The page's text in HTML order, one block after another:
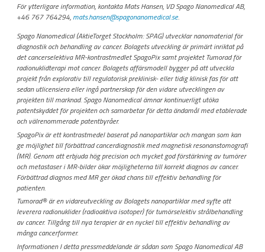
För ytterligare information, kontakta Mats Hansen, VD Spago Nanomedical AB,
+46 767 764294, mats.hansen@spagonanomedical.se.
Spago Nanomedical (AktieTorget Stockholm: SPAG) utvecklar nanomaterial för
diagnostik och behandling av cancer. Bolagets utveckling är primärt inriktat på
det cancerselektiva MR-kontrastmedlet SpagoPix samt projektet Tumorad för
radionuklidterapi mot cancer. Bolagets affärsmodell bygger på att utveckla
projekt från explorativ till regulatorisk preklinisk- eller tidig klinisk fas för att
sedan utlicensiera eller ingå partnerskap för den vidare utvecklingen av
projekten till marknad. Spago Nanomedical ämnar kontinuerligt utöka
patentskyddet för projekten och samarbetar för detta ändamål med etablerade
och välrenommerade patentbyråer.
SpagoPix är ett kontrastmedel baserat på nanopartiklar och mangan som kan
ge möjlighet till förbättrad cancerdiagnostik med magnetisk resonanstomografi
(MR). Genom att erbjuda hög precision och mycket god förstärkning av tumörer
och metastaser i MR-bilder ökar möjligheterna till korrekt diagnos av cancer.
Förbättrad diagnos med MR ger ökad chans till effektiv behandling för
patienten.
Tumorad®är en vidareutveckling av Bolagets nanopartiklar med syfte att
leverera radionuklider (radioaktiva isotoper) för tumörselektiv strålbehandling
av cancer. Tillgång till nya terapier är en nyckel till effektiv behandling av
många cancerformer.
Informationen I detta pressmeddelande är sådan som Spago Nanomedical AB